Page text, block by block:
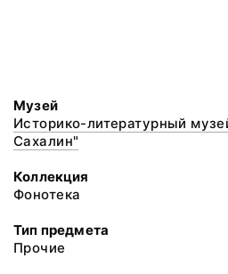
Музей
Историко-литературный
Сахалин"
Коллекция
Фонотека
Тип предмета
Прочие